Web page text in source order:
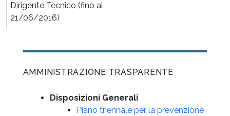
Dirigente Tecnico (fino al
21/06/2016)
AMMINISTRAZIONE TRASPARENTE
Disposizioni Generali
Piano triennale per la prevenzione